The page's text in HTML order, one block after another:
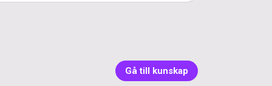
Gå till kunskap